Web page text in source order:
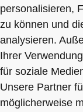
personalisieren,
zu können und
analysieren.
Ihrer
für soziale
Unsere Partner
möglicherweise